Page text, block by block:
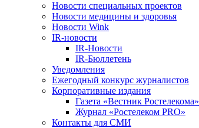
Новости специальных проектов
Новости медицины и здоровья
Новости Wink
IR-новости
IR-Новости
IR-Бюллетень
Уведомления
Ежегодный конкурс журналистов
Корпоративные издания
Газета «Вестник Ростелекома»
Журнал «Ростелеком PRO»
Контакты для СМИ